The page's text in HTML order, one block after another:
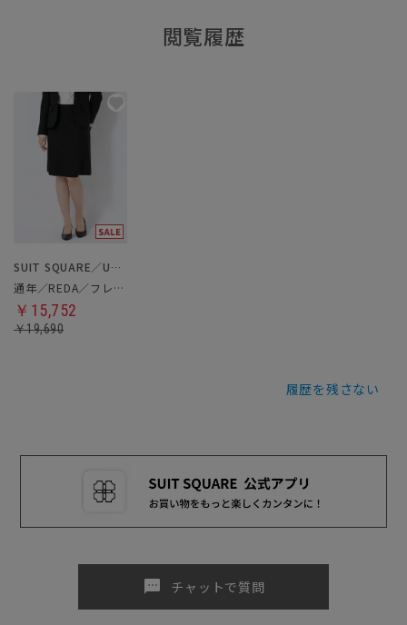
閲覧履歴
SUIT SQUARE／UNIVERSAL LANGUAGE／WHITE
通年／REDA／フレアスカート
￥15,752
￥19,690
履歴を残さない
sms チャットで質問